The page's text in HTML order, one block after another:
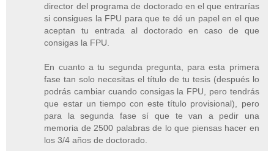
director del programa de doctorado en el que entrarías
si consigues la FPU para que te dé un papel en el que
aceptan tu entrada al doctorado en caso de que
consigas la FPU.
En cuanto a tu segunda pregunta, para esta primera
fase tan solo necesitas el título de tu tesis (después lo
podrás cambiar cuando consigas la FPU, pero tendrás
que estar un tiempo con este título provisional), pero
para la segunda fase sí que te van a pedir una
memoria de 2500 palabras de lo que piensas hacer en
los 3/4 años de doctorado.